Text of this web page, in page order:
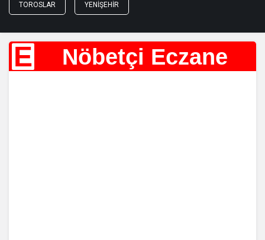
TOROSLAR YENIŞEHIR
E Nöbetçi Eczane